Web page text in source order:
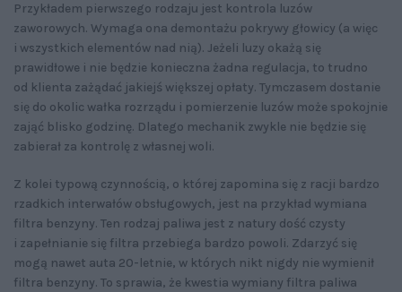
Przykładem pierwszego rodzaju jest kontrola luzów
zaworowych. Wymaga ona demontażu pokrywy głowicy (a więc
i wszystkich elementów nad nią). Jeżeli luzy okażą się
prawidłowe i nie będzie konieczna żadna regulacja, to trudno
od klienta zażądać jakiejś większej opłaty. Tymczasem dostanie
się do okolic wałka rozrządu i pomierzenie luzów może spokojnie
zająć blisko godzinę. Dlatego mechanik zwykle nie będzie się
zabierał za kontrolę z własnej woli.
Z kolei typową czynnością, o której zapomina się z racji bardzo
rzadkich interwałów obsługowych, jest na przykład wymiana
filtra benzyny. Ten rodzaj paliwa jest z natury dość czysty
i zapełnianie się filtra przebiega bardzo powoli. Zdarzyć się
mogą nawet auta 20-letnie, w których nikt nigdy nie wymienił
filtra benzyny. To sprawia, że kwestia wymiany filtra paliwa